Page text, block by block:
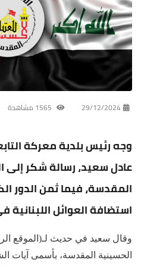
29/12/2024
وجه رئيس بلدية معركة
عادل سعيد، رسالة شكر إلى
المقدسة، فيما ثمن الدور
استضافة العوائل اللبنانية
وقال سعيد في حديث لـ(الموقع
الحسينية المقدسة، بأسمى آيات